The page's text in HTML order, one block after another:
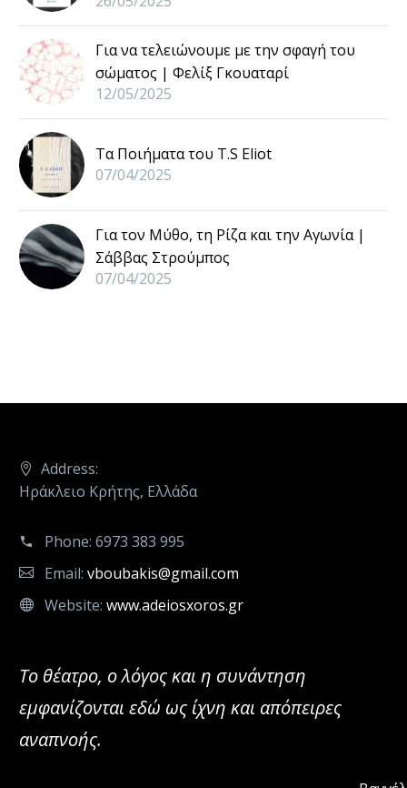
Για να τελειώνουμε με την σφαγή του
σώματος | Φελίξ Γκουαταρί
12/05/2025
Τα Ποιήματα του T.S Eliot
07/04/2025
Για τον Μύθο, τη Ρίζα και την Αγωνία |
Σάββας Στρούμπος
07/04/2025
Address:
Ηράκλειο Κρήτης, Ελλάδα
Phone: 6973 383 995
Email: vboubakis@gmail.com
Website: www.adeiosxoros.gr
Το θέατρο, ο λόγος και η συνάντηση
εμφανίζονται εδώ ως ίχνη και απόπειρες
αναπνοής.